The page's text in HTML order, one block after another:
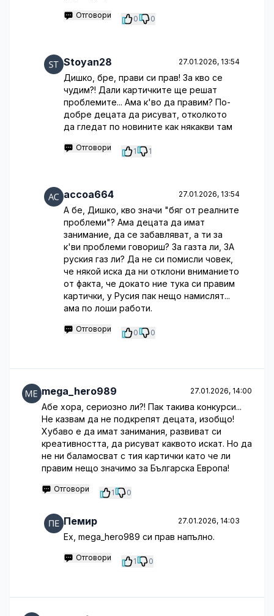
Отговори 0 0
Stoyan28 27.01.2026, 13:54
Дишко, бре, прави си прав! За кво се
чудим?! Дали картичките ще решат
проблемите... Ама к'во да правим? По-
добре децата да рисуват, отколкото
да гледат по новините как някакви там
Отговори 1 1
accoa664 27.01.2026, 13:54
А бе, Дишко, кво значи "бяг от реалните
проблеми"? Ама децата да имат
занимание, да се забавляват, а ти за
к'ви проблеми говориш? За газта ли, ЗА
руския газ ли? Да не си помисли човек,
че някой иска да ни отклони вниманието
от факта, че докато ние тука си правим
картички, у Русия пак нещо намислят...
ама по лоши работи.
Отговори 0 0
mega_hero989 27.01.2026, 14:00
Абе хора, сериозно ли?! Пак такива конкурси...
Не казвам да не подкрепят децата, изобщо!
Хубаво е да имат занимания, развиват си
креативността, да рисуват каквото искат. Но да
не ни баламосват с тия картички като че ли
правим нещо значимо за Българска Европа!
Отговори 1 0
Пемир 27.01.2026, 14:03
Ех, mega_hero989 си прав напълно.
Отговори 1 0